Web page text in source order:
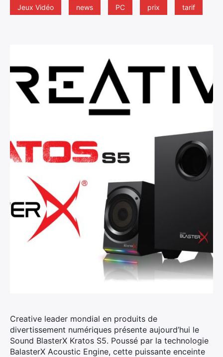
Jeux Vidéo
news PC prix tarif
Creative leader mondial en produits de
divertissement numériques présente aujourd’hui le
Sound BlasterX Kratos S5. Poussé par la technologie
BalasterX Acoustic Engine, cette puissante enceinte